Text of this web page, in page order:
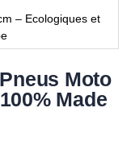
– Ecologiques et
Moto
Made